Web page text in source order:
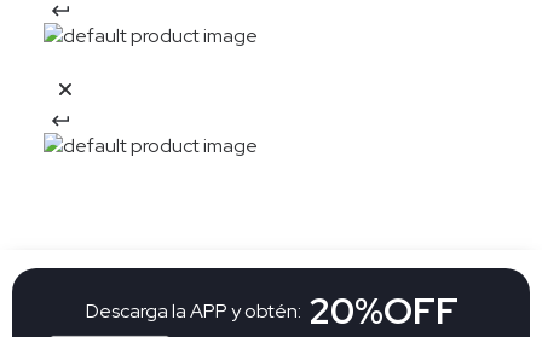
Descarga la APP y obtén: 20%OFF